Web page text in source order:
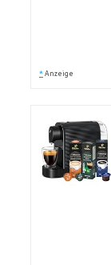
* Anzeige